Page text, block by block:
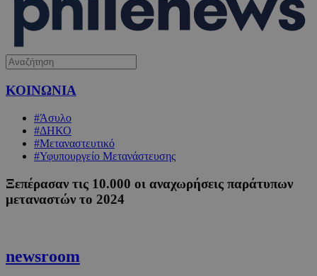
ΚΟΙΝΩΝΙΑ
#Άσυλο
#ΔΗΚΟ
#Μεταναστευτικό
#Υφυπουργείο Μετανάστευσης
Ξεπέρασαν τις 10.000 οι αναχωρήσεις παράτυπων
μεταναστών το 2024
newsroom